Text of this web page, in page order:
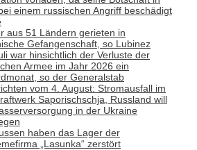
einem russischen Angriff beschädigt
aus 51 Ländern gerieten in
Gefangenschaft, so Lubinez
war hinsichtlich der Verluste der
Armee im Jahr 2026 ein
so der Generalstab
vom 4. August: Stromausfall im
Saporischschja, Russland will
in der Ukraine
haben das Lager der
„Lasunka“ zerstört